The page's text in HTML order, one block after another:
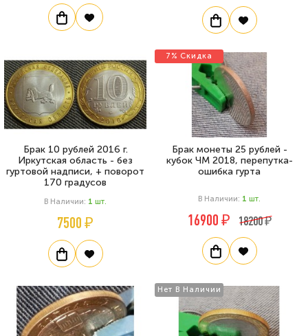
Брак 10 рублей 2016 г.
Иркутская область - без
гуртовой надписи, + поворот
170 градусов
В Наличии: 1 Шт.
7500 ₽
7% Скидка
Брак монеты 25 рублей -
кубок ЧМ 2018, перепутка-
ошибка гурта
В Наличии: 1 Шт.
16900 ₽ 18200 ₽
Нет В Наличии